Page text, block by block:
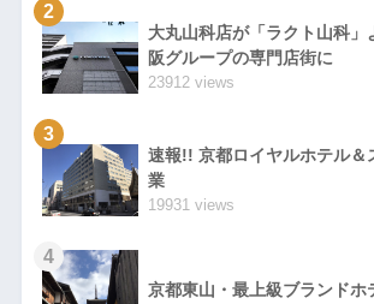
2
大丸山科店が「ラクト山科
阪グループの専門店街に
23912 views
3
速報!! 京都ロイヤルホテル＆
業
19931 views
4
京都東山・最上級ブランドホ